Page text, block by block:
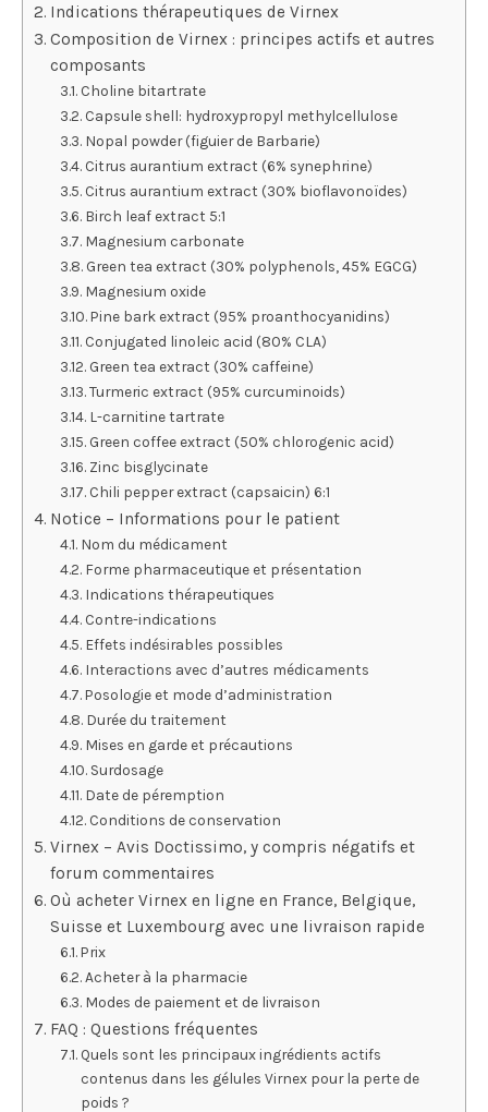
Indications thérapeutiques de Virnex
Composition de Virnex : principes actifs et autres
composants
Choline bitartrate
Capsule shell: hydroxypropyl methylcellulose
Nopal powder (figuier de Barbarie)
Citrus aurantium extract (6% synephrine)
Citrus aurantium extract (30% bioflavonoïdes)
Birch leaf extract 5:1
Magnesium carbonate
Green tea extract (30% polyphenols, 45% EGCG)
Magnesium oxide
Pine bark extract (95% proanthocyanidins)
Conjugated linoleic acid (80% CLA)
Green tea extract (30% caffeine)
Turmeric extract (95% curcuminoids)
L-carnitine tartrate
Green coffee extract (50% chlorogenic acid)
Zinc bisglycinate
Chili pepper extract (capsaicin) 6:1
Notice – Informations pour le patient
Nom du médicament
Forme pharmaceutique et présentation
Indications thérapeutiques
Contre-indications
Effets indésirables possibles
Interactions avec d’autres médicaments
Posologie et mode d’administration
Durée du traitement
Mises en garde et précautions
Surdosage
Date de péremption
Conditions de conservation
Virnex – Avis Doctissimo, y compris négatifs et
forum commentaires
Où acheter Virnex en ligne en France, Belgique,
Suisse et Luxembourg avec une livraison rapide
Prix
Acheter à la pharmacie
Modes de paiement et de livraison
FAQ : Questions fréquentes
Quels sont les principaux ingrédients actifs
contenus dans les gélules Virnex pour la perte de
poids ?